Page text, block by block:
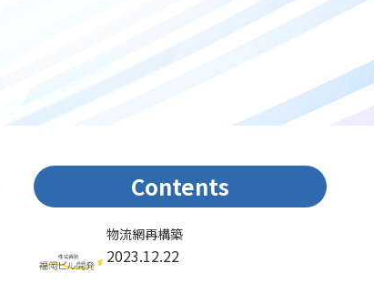
Contents
物流網再構築
2023.12.22